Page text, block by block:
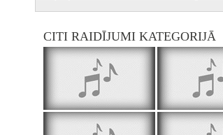
CITI RAIDĪJUMI KATEGORIJĀ